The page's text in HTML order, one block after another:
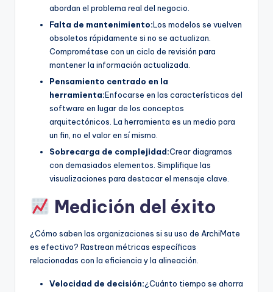
abordan el problema real del negocio.
Falta de mantenimiento:Los modelos se vuelven
obsoletos rápidamente si no se actualizan.
Comprométase con un ciclo de revisión para
mantener la información actualizada.
Pensamiento centrado en la
herramienta:Enfocarse en las características del
software en lugar de los conceptos
arquitectónicos. La herramienta es un medio para
un fin, no el valor en sí mismo.
Sobrecarga de complejidad:Crear diagramas
con demasiados elementos. Simplifique las
visualizaciones para destacar el mensaje clave.
Medición del éxito
¿Cómo saben las organizaciones si su uso de ArchiMate
es efectivo? Rastrean métricas específicas
relacionadas con la eficiencia y la alineación.
Velocidad de decisión:¿Cuánto tiempo se ahorra